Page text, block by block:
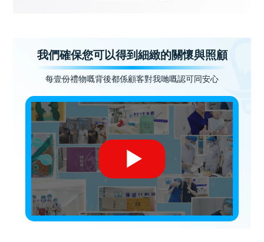
我們確保您可以得到細緻的關懷與照顧
每壹份禮物嘅背後都係顧客對我哋嘅認可同安心